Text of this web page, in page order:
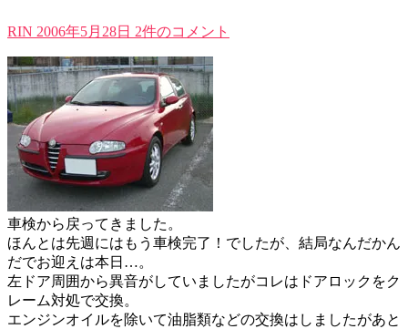
RIN 2006年5月28日 2件のコメント
車検から戻ってきました。
ほんとは先週にはもう車検完了！でしたが、結局なんだかん
だでお迎えは本日…。
左ドア周囲から異音がしていましたがコレはドアロックをク
レーム対処で交換。
エンジンオイルを除いて油脂類などの交換はしましたがあと